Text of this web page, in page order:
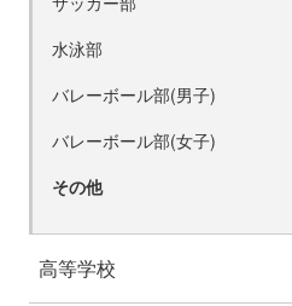
水泳部
バレーボール部(男子)
バレーボール部(女子)
その他
高等学校